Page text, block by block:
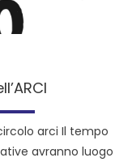
arci Il tempo
avranno luogo